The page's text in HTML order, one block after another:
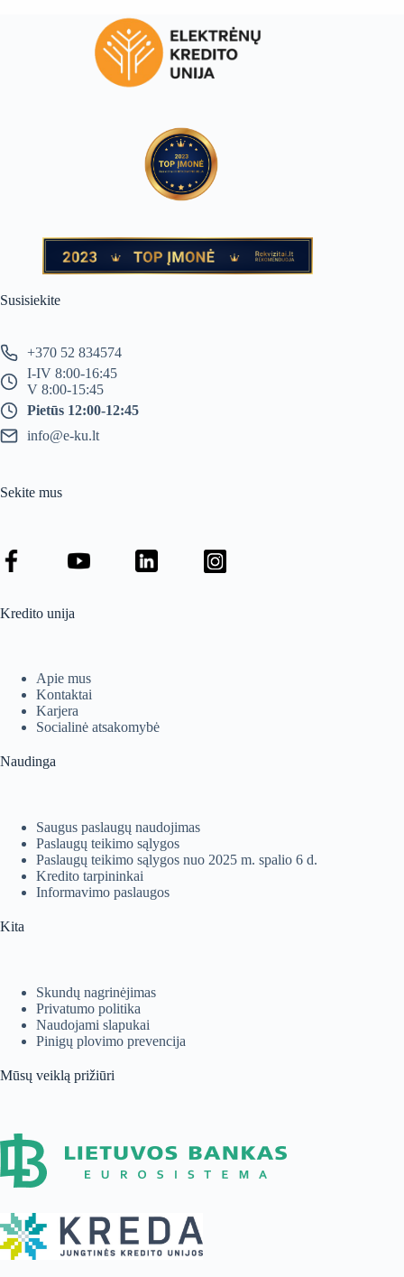
Susisiekite
+370 52 834574
I-IV 8:00-16:45
V 8:00-15:45
Pietūs 12:00-12:45
info@e-ku.lt
Sekite mus
Kredito unija
Apie mus
Kontaktai
Karjera
Socialinė atsakomybė
Naudinga
Saugus paslaugų naudojimas
Paslaugų teikimo sąlygos
Paslaugų teikimo sąlygos nuo 2025 m. spalio 6 d.
Kredito tarpininkai
Informavimo paslaugos
Kita
Skundų nagrinėjimas
Privatumo politika
Naudojami slapukai
Pinigų plovimo prevencija
Mūsų veiklą prižiūri